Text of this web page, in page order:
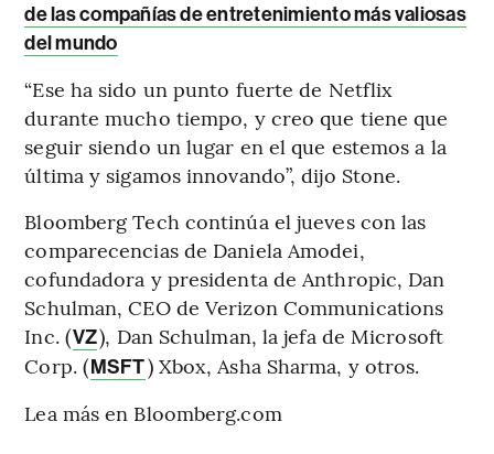
de las compañías de entretenimiento más valiosas
del mundo
“Ese ha sido un punto fuerte de Netflix
durante mucho tiempo, y creo que tiene que
seguir siendo un lugar en el que estemos a la
última y sigamos innovando”, dijo Stone.
Bloomberg Tech continúa el jueves con las
comparecencias de Daniela Amodei,
cofundadora y presidenta de Anthropic, Dan
Schulman, CEO de Verizon Communications
Inc. (VZ), Dan Schulman, la jefa de Microsoft
Corp. (MSFT) Xbox, Asha Sharma, y otros.
Lea más en Bloomberg.com